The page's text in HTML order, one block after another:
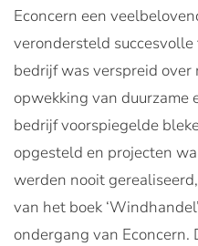
Econcern een
verondersteld
bedrijf was verspreid
opwekking van duurzame
bedrijf voorspiegelde
opgesteld en projecten
werden nooit
van het boek
ondergang van Econcern.